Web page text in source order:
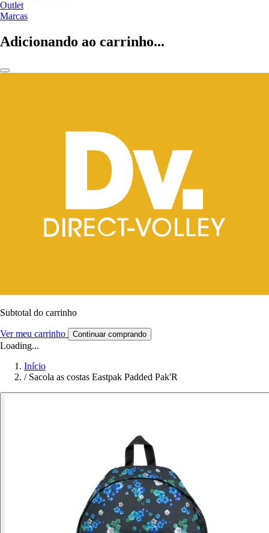
Outlet
Marcas
Adicionando ao carrinho...
Subtotal do carrinho
Ver meu carrinho Continuar comprando
Loading...
Início
/ Sacola as costas Eastpak Padded Pak'R